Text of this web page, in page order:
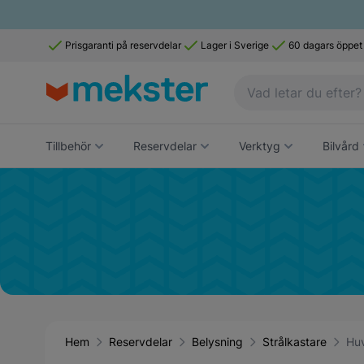
Prisgaranti på reservdelar Lager i Sverige 60 dagars
Tillbehör Reservdelar Verktyg Bilvård
Hem Reservdelar Belysning Strålkastare